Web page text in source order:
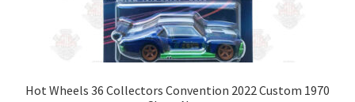
Hot Wheels 36 Collectors Convention 2022 Custom 1970